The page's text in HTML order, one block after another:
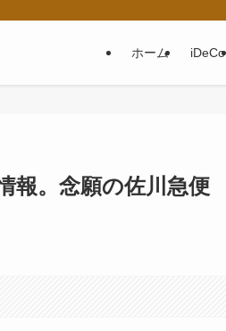
ホーム iDeCo
報。念願の佐川急便